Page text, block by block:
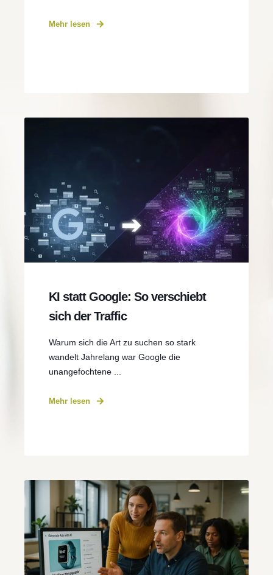
Mehr lesen
KI statt Google: So verschiebt
sich der Traffic
Warum sich die Art zu suchen so stark
wandelt Jahrelang war Google die
unangefochtene ...
Mehr lesen